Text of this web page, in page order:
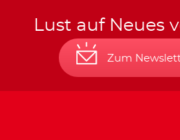
Lust auf Neues
Zum